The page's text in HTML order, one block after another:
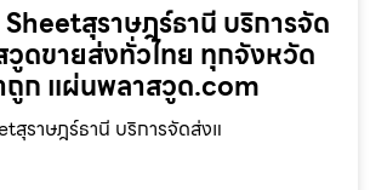
สุราษฎร์ธานี บริการจัด
ดขายส่งทั่วไทย ทุกจังหวัด
ถูก แผ่นพลาสวูด.com
สุราษฎร์ธานี บริการจัดส่งแ